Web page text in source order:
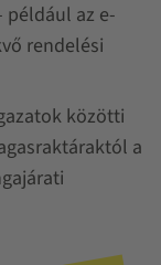
az e-
rendelési
közötti
a